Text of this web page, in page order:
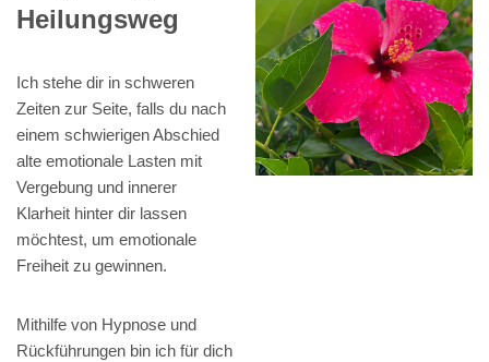
Heilungsweg
Ich stehe dir in schweren
Zeiten zur Seite, falls du nach
einem schwierigen Abschied
alte emotionale Lasten mit
Vergebung und innerer
Klarheit hinter dir lassen
möchtest, um emotionale
Freiheit zu gewinnen.
Mithilfe von Hypnose und
Rückführungen bin ich für dich